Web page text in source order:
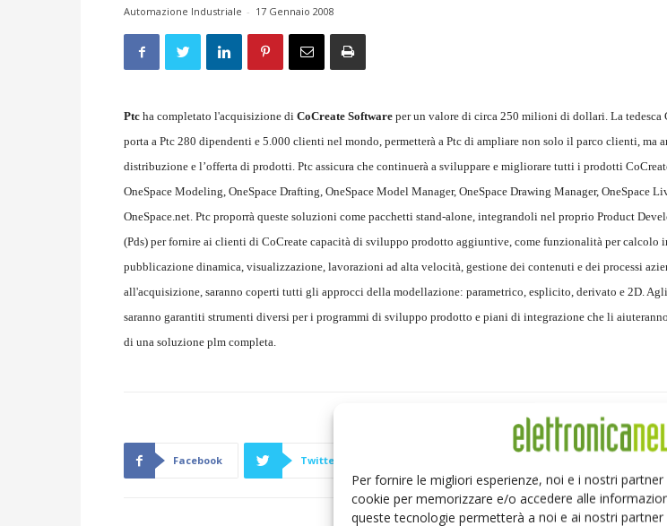
Per fornire le migliori esperienze, noi e i nostri
cookie per memorizzare e/o accedere alle
queste tecnologie permetterà a noi e ai nostri
Automazione Industriale - 17 Gennaio 2008
Ptc ha completato l'acquisizione di CoCreate Software per un valore di circa 250 milioni di dollari. La tedesca
porta a Ptc 280 dipendenti e 5.000 clienti nel mondo, permetterà a Ptc di ampliare non solo il parco clienti, ma
distribuzione e l’offerta di prodotti. Ptc assicura che continuerà a sviluppare e migliorare tutti i prodotti
OneSpace Modeling, OneSpace Drafting, OneSpace Model Manager, OneSpace Drawing Manager, OneSpace
OneSpace.net. Ptc proporrà queste soluzioni come pacchetti stand-alone, integrandoli nel proprio Product
(Pds) per fornire ai clienti di CoCreate capacità di sviluppo prodotto aggiuntive, come funzionalità per calcolo
pubblicazione dinamica, visualizzazione, lavorazioni ad alta velocità, gestione dei contenuti e dei processi
all'acquisizione, saranno coperti tutti gli approcci della modellazione: parametrico, esplicito, derivato e 2D.
saranno garantiti strumenti diversi per i programmi di sviluppo prodotto e piani di integrazione che li
di una soluzione plm completa.
Facebook Twitter